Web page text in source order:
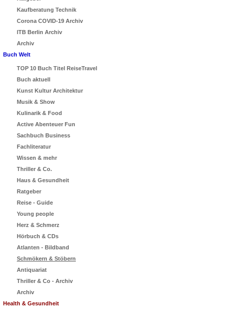
Kaufberatung Technik
Corona COVID-19 Archiv
ITB Berlin Archiv
Archiv
Buch Welt
TOP 10 Buch Titel ReiseTravel
Buch aktuell
Kunst Kultur Architektur
Musik & Show
Kulinarik & Food
Active Abenteuer Fun
Sachbuch Business
Fachliteratur
Wissen & mehr
Thriller & Co.
Haus & Gesundheit
Ratgeber
Reise - Guide
Young people
Herz & Schmerz
Hörbuch & CDs
Atlanten - Bildband
Schmökern & Stöbern
Antiquariat
Thriller & Co - Archiv
Archiv
Health & Gesundheit